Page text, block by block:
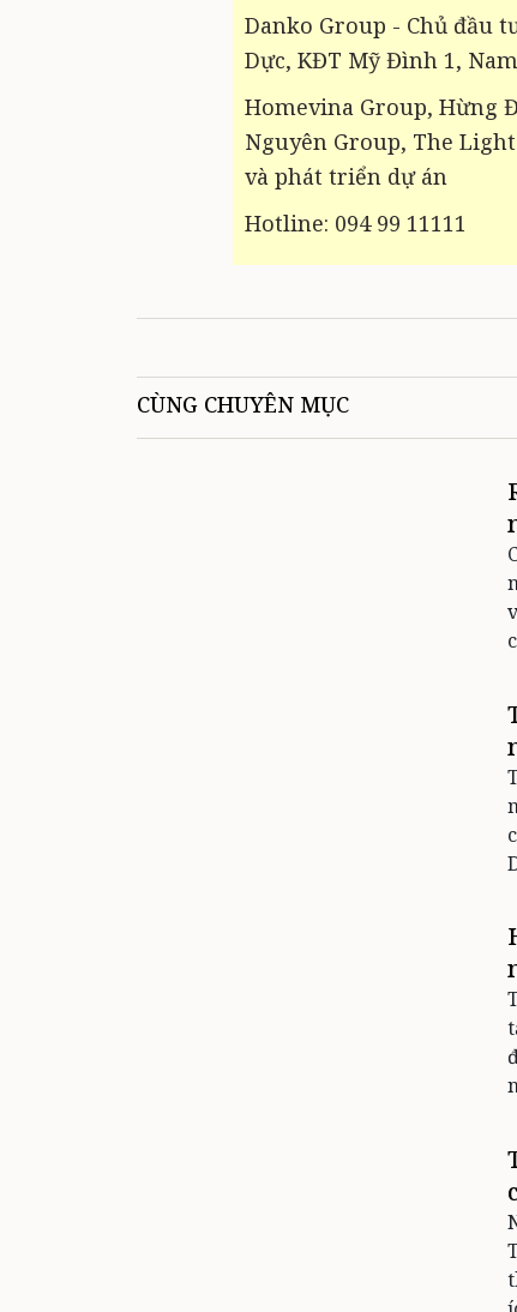
Danko Group - Chủ đầu
Dực, KĐT Mỹ Đình 1,
Homevina Group, Hừng
Nguyên Group, The
và phát triển dự án
Hotline: 094 99 11111
CÙNG CHUYÊN MỤC